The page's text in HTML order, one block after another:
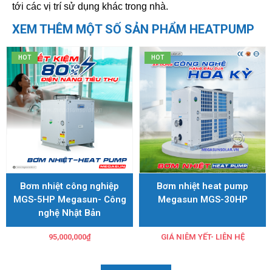
tới các vị trí sử dụng khác trong nhà.
XEM THÊM MỘT SỐ SẢN PHẨM HEATPUMP
HOT
Bơm nhiệt công nghiệp
MGS-5HP Megasun- Công
nghệ Nhật Bản
95,000,000₫
HOT
Bơm nhiệt heat pump
Megasun MGS-30HP
GIÁ NIÊM YẾT- LIÊN HỆ